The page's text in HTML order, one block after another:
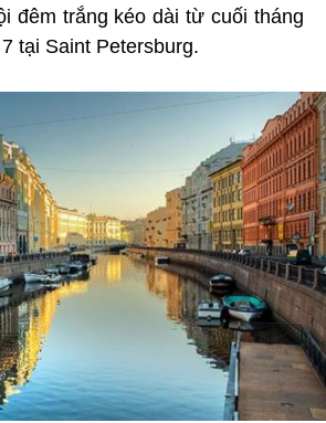
đêm trắng kéo dài từ cuối tháng
tại Saint Petersburg.